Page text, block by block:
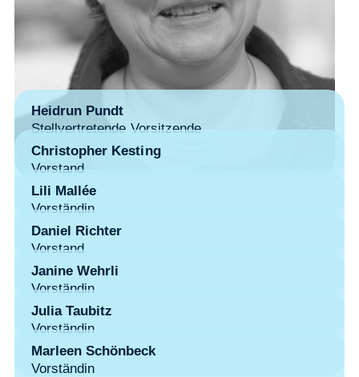
Heidrun Pundt
Stellvertretende Vorsitzende
Christopher Kesting
Vorstand
Lili Mallée
Vorständin
Daniel Richter
Vorstand
Janine Wehrli
Vorständin
Julia Taubitz
Vorständin
Marleen Schönbeck
Vorständin